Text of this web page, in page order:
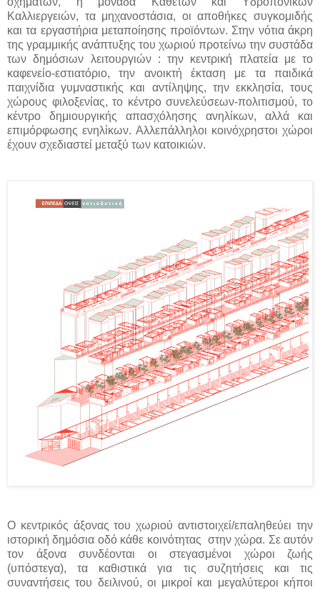
Καλλιεργειών, τα μηχανοστάσια, οι αποθήκες συγκομιδής
και τα εργαστήρια μεταποίησης προϊόντων. Στην νότια άκρη
της γραμμικής ανάπτυξης του χωριού προτείνω την συστάδα
των δημόσιων λειτουργιών : την κεντρική πλατεία με το
καφενείο-εστιατόριο, την ανοικτή έκταση με τα παιδικά
παιχνίδια γυμναστικής και αντίληψης, την εκκλησία, τους
χώρους φιλοξενίας, το κέντρο συνελεύσεων-πολιτισμού, το
κέντρο δημιουργικής απασχόλησης ανηλίκων, αλλά και
επιμόρφωσης ενηλίκων. Αλλεπάλληλοι κοινόχρηστοι χώροι
έχουν σχεδιαστεί μεταξύ των κατοικιών.
Ο κεντρικός άξονας του χωριού αντιστοιχεί/επαληθεύει την
ιστορική δημόσια οδό κάθε κοινότητας στην χώρα. Σε αυτόν
τον άξονα συνδέονται οι στεγασμένοι χώροι ζωής
(υπόστεγα), τα καθιστικά για τις συζητήσεις και τις
συναντήσεις του δειλινού, οι μικροί και μεγαλύτεροι κήποι